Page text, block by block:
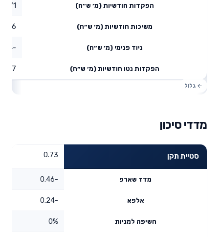
הפקדות חודשיות (מ׳ ש״ח) 2.71
משיכות חודשיות (מ׳ ש״ח) 0.6
ניוד פנימי (מ׳ ש״ח) -1.14
הפקדות נטו חודשיות (מ׳ ש״ח) 0.97
מדדי סיכון
סטיית תקן 0.73
מדד שארפ -0.46
אלפא -0.24
חשיפה למניות 0%